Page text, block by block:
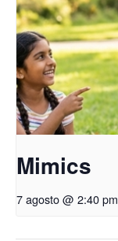
Mimics
7 agosto @ 2:40 pm